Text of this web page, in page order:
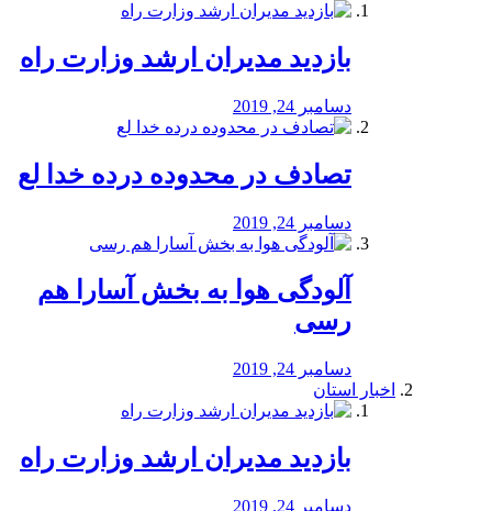
بازدید مدیران ارشد وزارت راه
دسامبر 24, 2019
تصادف در محدوده درده خدا لع
دسامبر 24, 2019
آلودگی هوا به بخش آسارا هم
رسی
دسامبر 24, 2019
اخبار استان
بازدید مدیران ارشد وزارت راه
دسامبر 24, 2019